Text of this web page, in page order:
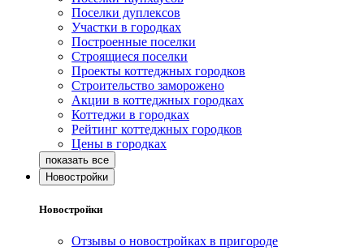
Поселки дуплексов
Участки в городках
Построенные поселки
Строящиеся поселки
Проекты коттеджных городков
Строительство заморожено
Акции в коттеджных городках
Коттеджи в городках
Рейтинг коттеджных городков
Цены в городках
Новостройки
Новостройки
Отзывы о новостройках в пригороде